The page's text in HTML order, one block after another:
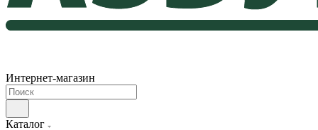
Интернет-магазин
Каталог